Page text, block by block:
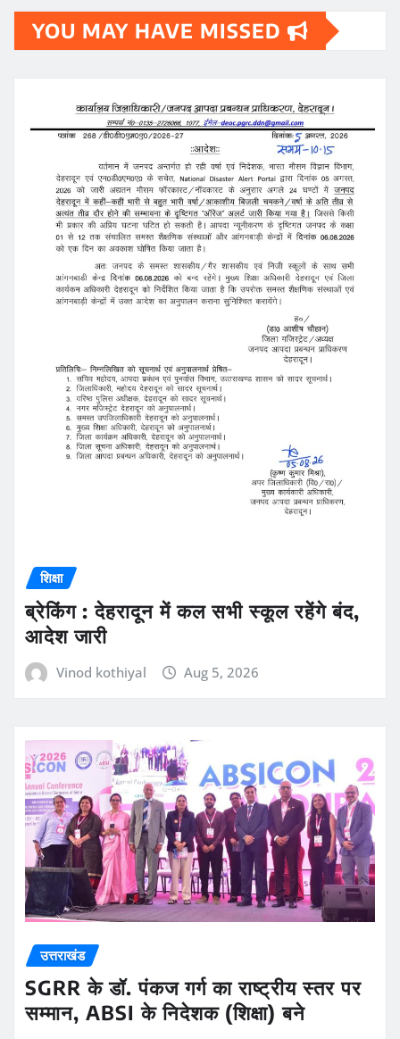
YOU MAY HAVE MISSED
शिक्षा
ब्रेकिंग : देहरादून में कल सभी स्कूल रहेंगे बंद,
आदेश जारी
Vinod kothiyal Aug 5, 2026
उत्तराखंड
SGRR के डॉ. पंकज गर्ग का राष्ट्रीय स्तर पर
सम्मान, ABSI के निदेशक (शिक्षा) बने